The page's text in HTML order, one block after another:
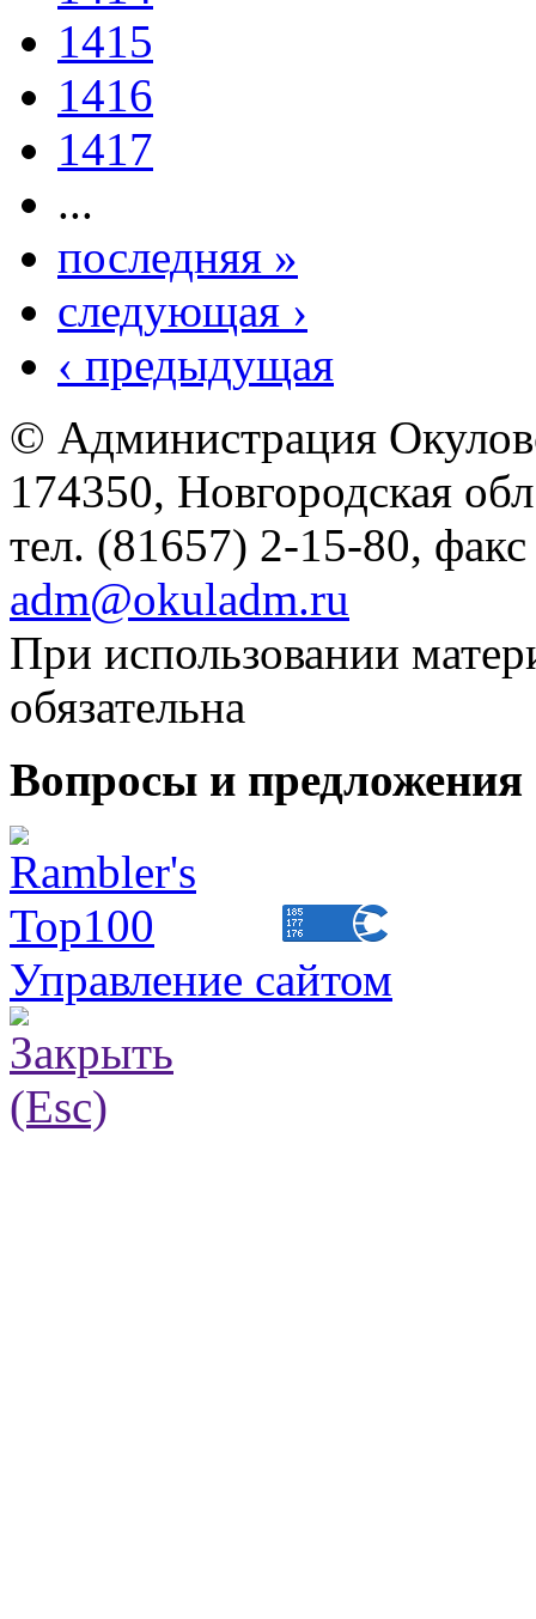
1415
1416
1417
...
последняя »
следующая ›
‹ предыдущая
© Администрация
174350, Новгородская
тел. (81657) 2-15-80,
adm@okuladm.ru
При использовании
обязательна
Вопросы и
Управление сайтом